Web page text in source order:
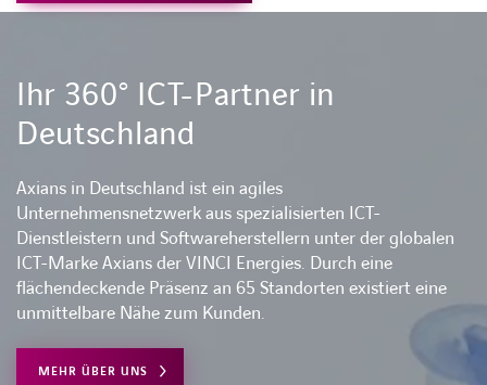
innerhalb eines Produktionsstandortes angewiesen sind, zeigen
Ihr 360° ICT-Partner in
Deutschland
Axians in Deutschland ist ein agiles
Unternehmensnetzwerk aus spezialisierten ICT-
Dienstleistern und Softwareherstellern unter der globalen
ICT-Marke Axians der VINCI Energies. Durch eine
flächendeckende Präsenz an 65 Standorten existiert eine
unmittelbare Nähe zum Kunden.
MEHR ÜBER UNS